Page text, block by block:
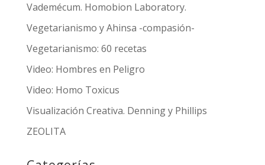
Vademécum. Homobion Laboratory.
Vegetarianismo y Ahinsa -compasión-
Vegetarianismo: 60 recetas
Video: Hombres en Peligro
Video: Homo Toxicus
Visualización Creativa. Denning y Phillips
ZEOLITA